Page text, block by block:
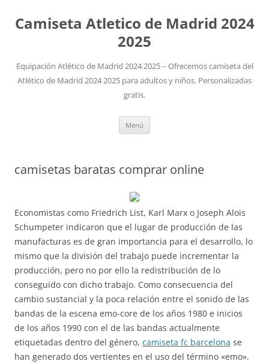
Camiseta Atletico de Madrid 2024
2025
Equipación Atlético de Madrid 2024 2025 – Ofrecemos camiseta del
Atlético de Madrid 2024 2025 para adultos y niños. Personalizadas
gratis.
Menú
camisetas baratas comprar online
Economistas como Friedrich List, Karl Marx o Joseph Alois
Schumpeter indicaron que el lugar de producción de las
manufacturas es de gran importancia para el desarrollo, lo
mismo que la división del trabajo puede incrementar la
producción, pero no por ello la redistribución de lo
conseguido con dicho trabajo. Como consecuencia del
cambio sustancial y la poca relación entre el sonido de las
bandas de la escena emo-core de los años 1980 e inicios
de los años 1990 con el de las bandas actualmente
etiquetadas dentro del género, camiseta fc barcelona se
han generado dos vertientes en el uso del término «emo».